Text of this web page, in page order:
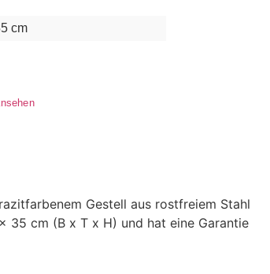
cm
Gestell aus rostfreiem Stahl
35 cm (B x T x H) und hat eine Garantie